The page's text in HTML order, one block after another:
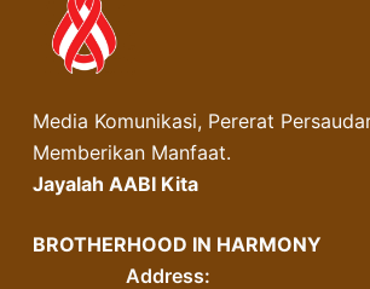
Media Komunikasi, Pererat
Memberikan Manfaat.
Jayalah AABI Kita
BROTHERHOOD IN HARMONY
Address: